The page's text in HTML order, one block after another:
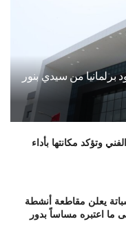
من سيدي بنور
وتؤكد مكانتها بأداء
يعلن مقاطعة أنشطة
ما اعتبره مساساً بدور